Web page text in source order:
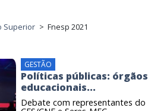
Superior > Fnesp 2021
GESTÃO
Políticas públicas: órgãos
educacionais...
Debate com representantes do